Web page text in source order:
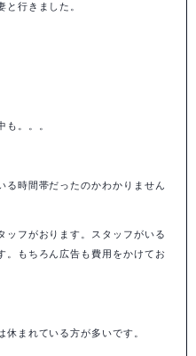
行きました。
も。。。
る時間帯だったのかわかりません
ッフがおります。スタッフがいる
。もちろん広告も費用をかけてお
まれている方が多いです。